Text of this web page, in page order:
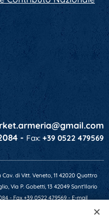
- Fax: +39 0522 479569
Cav. di Vitt. Veneto, 11 42020 Quattro
Via P. Gobetti, 13 42049 Sant'Ilario
- Fax +39 0522 479569 - E-mail
- Numero REA RE-201607 -